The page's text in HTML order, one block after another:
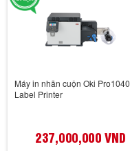
Máy in nhãn cuộn Oki Pro1040
Label Printer
237,000,000 VND